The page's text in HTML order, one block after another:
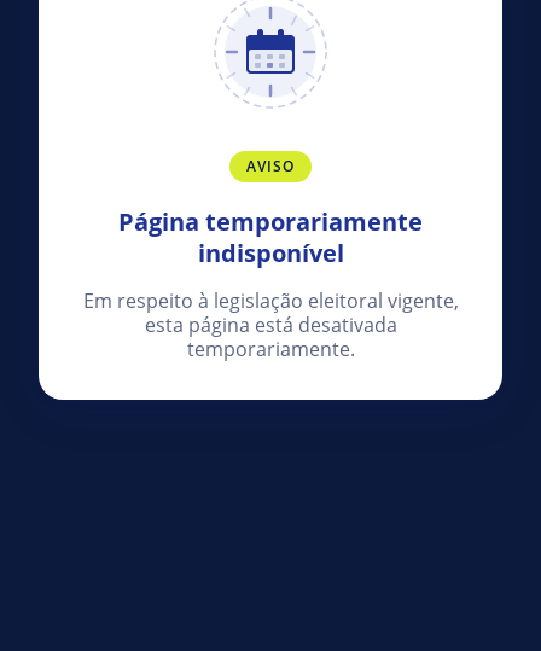
AVISO
Página temporariamente
indisponível
Em respeito à legislação eleitoral vigente,
esta página está desativada
temporariamente.